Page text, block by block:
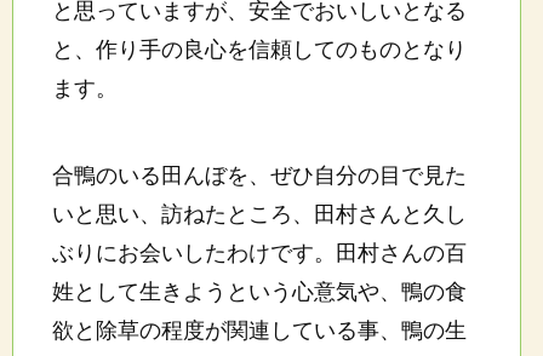
と思っていますが、安全でおいしいとなる
と、作り手の良心を信頼してのものとなり
ます。
合鴨のいる田んぼを、ぜひ自分の目で見た
いと思い、訪ねたところ、田村さんと久し
ぶりにお会いしたわけです。田村さんの百
姓として生きようという心意気や、鴨の食
欲と除草の程度が関連している事、鴨の生